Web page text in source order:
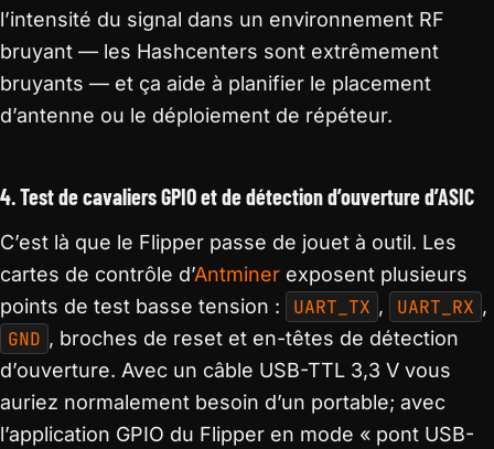
l’intensité du signal dans un environnement RF
bruyant — les Hashcenters sont extrêmement
bruyants — et ça aide à planifier le placement
d’antenne ou le déploiement de répéteur.
4. Test de cavaliers GPIO et de détection d’ouverture d’ASIC
C’est là que le Flipper passe de jouet à outil. Les
cartes de contrôle d’Antminer exposent plusieurs
points de test basse tension :
UART_TX , UART_RX ,
GND , broches de reset et en-têtes de détection
d’ouverture. Avec un câble USB-TTL 3,3 V vous
auriez normalement besoin d’un portable; avec
l’application GPIO du Flipper en mode « pont USB-